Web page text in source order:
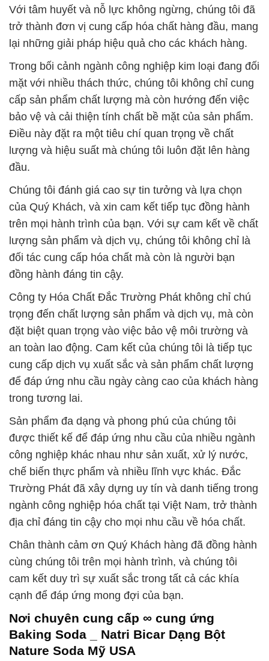
Với tâm huyết và nỗ lực không ngừng, chúng tôi đã
trở thành đơn vị cung cấp hóa chất hàng đầu, mang
lại những giải pháp hiệu quả cho các khách hàng.
Trong bối cảnh ngành công nghiệp kim loại đang đối
mặt với nhiều thách thức, chúng tôi không chỉ cung
cấp sản phẩm chất lượng mà còn hướng đến việc
bảo vệ và cải thiện tính chất bề mặt của sản phẩm.
Điều này đặt ra một tiêu chí quan trọng về chất
lượng và hiệu suất mà chúng tôi luôn đặt lên hàng
đầu.
Chúng tôi đánh giá cao sự tin tưởng và lựa chọn
của Quý Khách, và xin cam kết tiếp tục đồng hành
trên mọi hành trình của bạn. Với sự cam kết về chất
lượng sản phẩm và dịch vụ, chúng tôi không chỉ là
đối tác cung cấp hóa chất mà còn là người bạn
đồng hành đáng tin cậy.
Công ty Hóa Chất Đắc Trường Phát không chỉ chú
trọng đến chất lượng sản phẩm và dịch vụ, mà còn
đặt biệt quan trọng vào việc bảo vệ môi trường và
an toàn lao động. Cam kết của chúng tôi là tiếp tục
cung cấp dịch vụ xuất sắc và sản phẩm chất lượng
để đáp ứng nhu cầu ngày càng cao của khách hàng
trong tương lai.
Sản phẩm đa dạng và phong phú của chúng tôi
được thiết kế để đáp ứng nhu cầu của nhiều ngành
công nghiệp khác nhau như sản xuất, xử lý nước,
chế biến thực phẩm và nhiều lĩnh vực khác. Đắc
Trường Phát đã xây dựng uy tín và danh tiếng trong
ngành công nghiệp hóa chất tại Việt Nam, trở thành
địa chỉ đáng tin cậy cho mọi nhu cầu về hóa chất.
Chân thành cảm ơn Quý Khách hàng đã đồng hành
cùng chúng tôi trên mọi hành trình, và chúng tôi
cam kết duy trì sự xuất sắc trong tất cả các khía
cạnh để đáp ứng mong đợi của bạn.
Nơi chuyên cung cấp ∞ cung ứng
Baking Soda _ Natri Bicar Dạng Bột
Nature Soda Mỹ USA